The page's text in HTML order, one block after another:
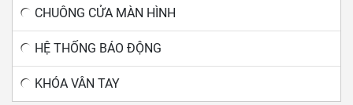
CHUÔNG CỬA MÀN HÌNH
HỆ THỐNG BÁO ĐỘNG
KHÓA VÂN TAY